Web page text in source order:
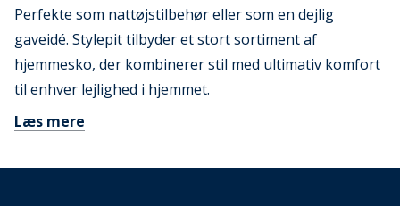
Perfekte som nattøjstilbehør eller som en dejlig
gaveidé. Stylepit tilbyder et stort sortiment af
hjemmesko, der kombinerer stil med ultimativ komfort
til enhver lejlighed i hjemmet.
Læs mere